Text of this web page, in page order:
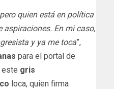
quien está en política
aspiraciones. En mi caso,
y ya me toca”,
para el portal de
este gris
loca, quien firma